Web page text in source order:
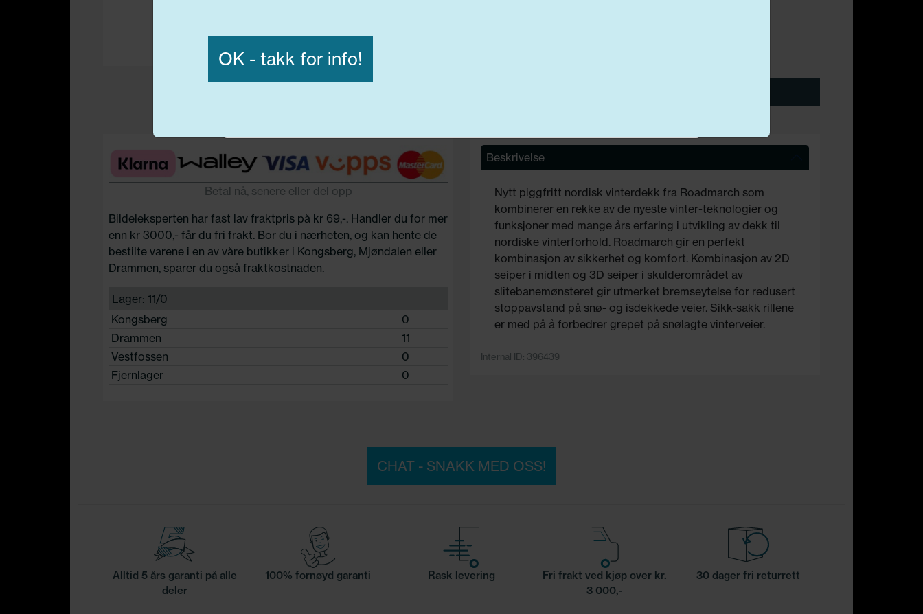
Betal nå, senere eller del opp
Bildeleksperten har fast lav fraktpris på kr 69,-. Handler du for mer
enn kr 3000,- får du fri frakt. Bor du i nærheten, og kan hente de
bestilte varene i en av våre butikker i Kongsberg, Mjøndalen eller
Drammen, sparer du også fraktkostnaden.
Lager: 11/0
Kongsberg
0
Drammen
11
Vestfossen
0
Fjernlager
0
Beskrivelse
Nytt piggfritt nordisk vinterdekk fra Roadmarch som
kombinerer en rekke av de nyeste vinter-teknologier og
funksjoner med mange års erfaring i utvikling av dekk til
nordiske vinterforhold. Roadmarch gir en perfekt
kombinasjon av sikkerhet og komfort. Kombinasjon av 2D
seiper i midten og 3D seiper i skulderområdet av
slitebanemønsteret gir utmerket bremseytelse for redusert
stoppavstand på snø- og isdekkede veier. Sikk-sakk rillene
er med på å forbedrer grepet på snølagte vinterveier.
Internal ID: 396439
CHAT - SNAKK MED OSS!
Alltid 5 års garanti på alle
deler
100% fornøyd garanti Rask levering
Fri frakt ved kjøp over kr.
3 000,-
30 dager fri returrett
OK - takk for info!